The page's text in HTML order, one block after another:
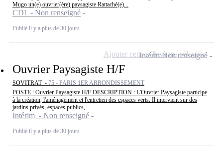
Mugo un(e) ouvrier(ère) paysagiste Rattaché(e)...
CDI - Non renseigné
Publié il y a plus de 30 jours
Ouvrier Paysagiste H/F
SOVITRAT - 75 - PARIS 1ER ARRONDISSEMENT
POSTE : Ouvrier Paysagiste H/F DESCRIPTION : L'Ouvrier Paysagiste participe
à la création, l'aménagement et l'entretien des espaces verts. Il intervient sur des
jardins privés, espaces publics,...
Intérim - Non renseigné
Publié il y a plus de 30 jours
IntérimNon renseigné
Ajouter cette offre à ma sélection